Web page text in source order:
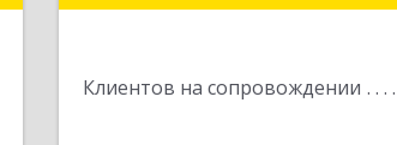
Клиентов на сопровождении